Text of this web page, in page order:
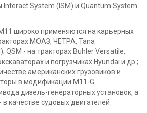
Interact System (ISM) и Quantum System
широко применяются на карьерных
МОАЗ, ЧЕТРА, Tana
- на тракторах Buhler Versatile,
и погрузчиках Hyundai и др.;
американских грузовиков и
в модификации M11-G
дизель-генераторных установок, а
качестве судовых двигателей.